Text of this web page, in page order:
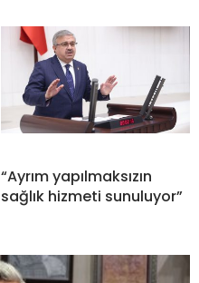
“Ayrım yapılmaksızın
sağlık hizmeti sunuluyor”